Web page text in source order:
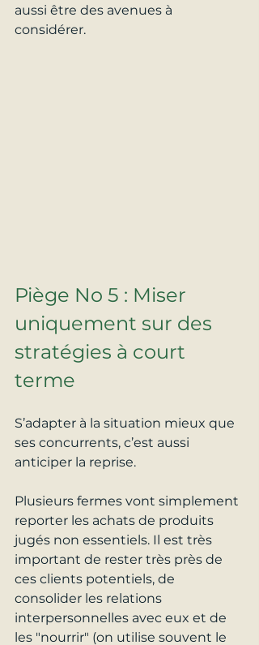
aussi être des avenues à
considérer.
Piège No 5 : Miser
uniquement sur des
stratégies à court
terme
S’adapter à la situation mieux que
ses concurrents, c’est aussi
anticiper la reprise.
Plusieurs fermes vont simplement
reporter les achats de produits
jugés non essentiels. Il est très
important de rester très près de
ces clients potentiels, de
consolider les relations
interpersonnelles avec eux et de
les "nourrir" (on utilise souvent le